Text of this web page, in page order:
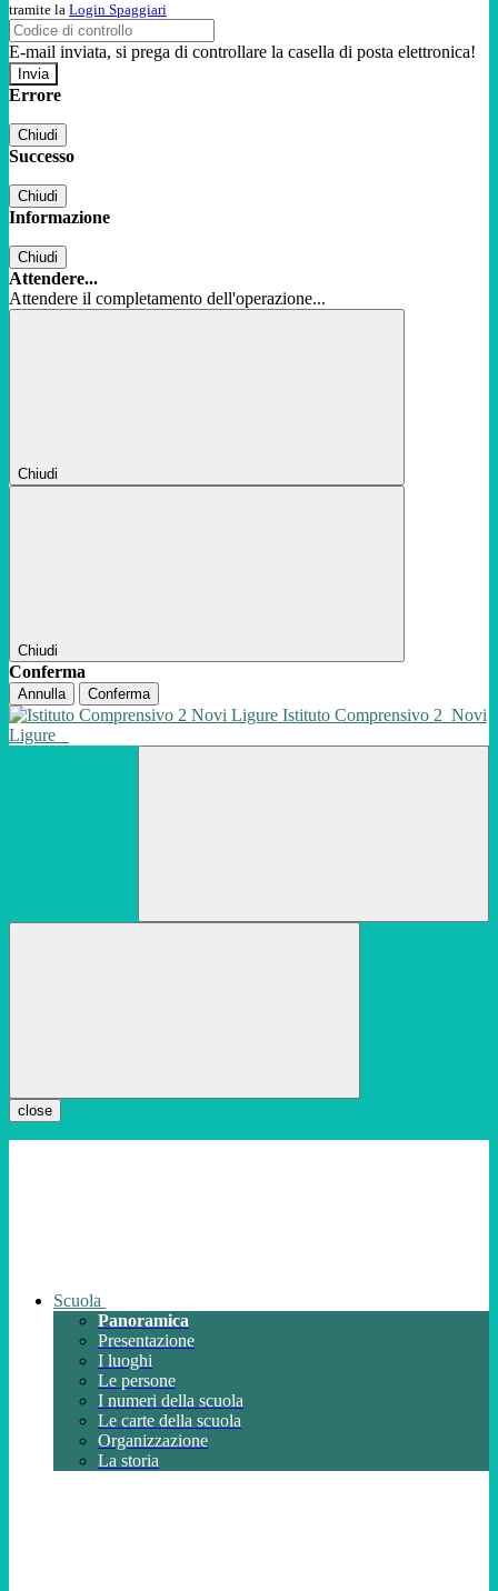
tramite la Login Spaggiari
E-mail inviata, si prega di controllare la casella di posta elettronica!
Errore
Chiudi
Successo
Chiudi
Informazione
Chiudi
Attendere...
Attendere il completamento dell'operazione...
Chiudi
Chiudi
Conferma
Annulla Conferma
Istituto Comprensivo 2 Novi
Ligure
close
Scuola
Panoramica
Presentazione
I luoghi
Le persone
I numeri della scuola
Le carte della scuola
Organizzazione
La storia